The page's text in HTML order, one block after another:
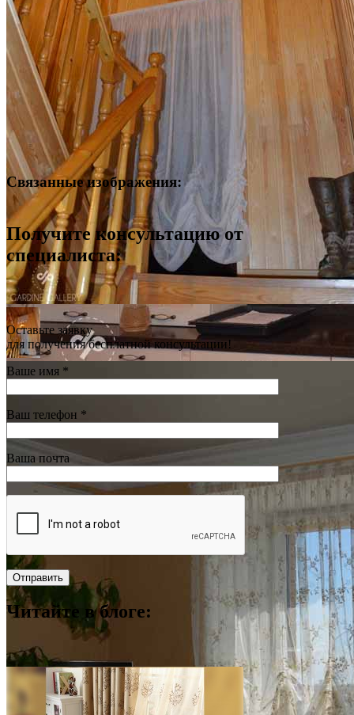
Связанные изображения:
Получите консультацию от
специалиста:
Оставьте заявку
для получения бесплатной консультации!
Ваше имя *
Ваш телефон *
Ваша почта
Читайте в блоге: